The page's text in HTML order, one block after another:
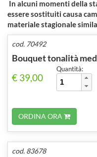
In alcuni momenti della
essere sostituiti causa
materiale stagionale
cod. 70492
Bouquet tonalità
€ 39,00
Quantità:
ORDINA ORA
cod. 83678